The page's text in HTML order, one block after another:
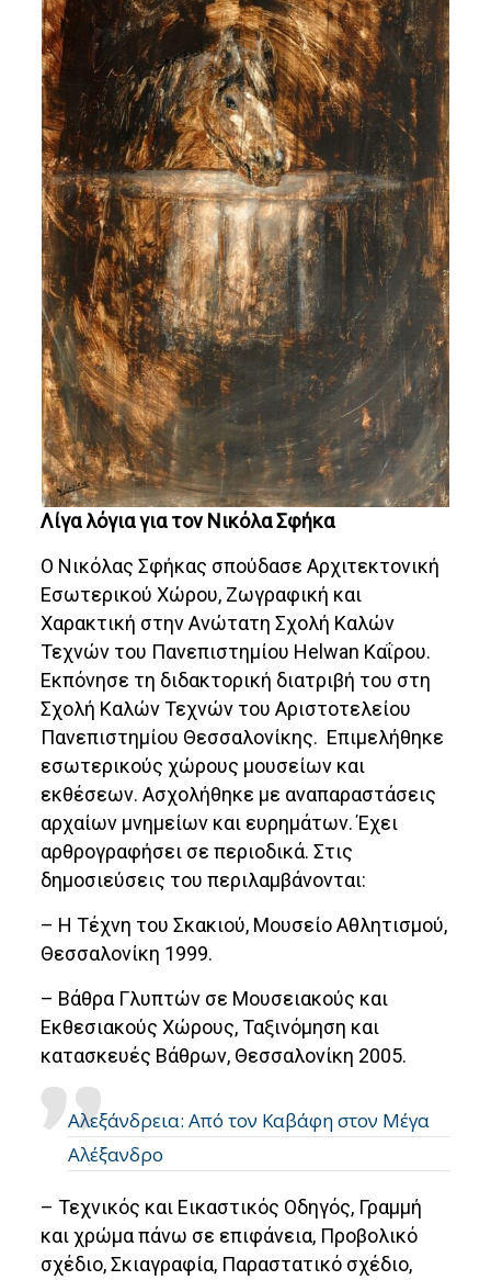
Λίγα λόγια για τον Νικόλα Σφήκα
Ο Νικόλας Σφήκας σπούδασε Αρχιτεκτονική
Εσωτερικού Χώρου, Ζωγραφική και
Χαρακτική στην Ανώτατη Σχολή Καλών
Τεχνών του Πανεπιστημίου Helwan Καΐρου.
Εκπόνησε τη διδακτορική διατριβή του στη
Σχολή Καλών Τεχνών του Αριστοτελείου
Πανεπιστημίου Θεσσαλονίκης. Επιμελήθηκε
εσωτερικούς χώρους μουσείων και
εκθέσεων. Ασχολήθηκε με αναπαραστάσεις
αρχαίων μνημείων και ευρημάτων. Έχει
αρθρογραφήσει σε περιοδικά. Στις
δημοσιεύσεις του περιλαμβάνονται:
– Η Τέχνη του Σκακιού, Μουσείο Αθλητισμού,
Θεσσαλονίκη 1999.
– Βάθρα Γλυπτών σε Μουσειακούς και
Εκθεσιακούς Χώρους, Ταξινόμηση και
κατασκευές Βάθρων, Θεσσαλονίκη 2005.
Αλεξάνδρεια: Από τον Καβάφη στον Μέγα
Αλέξανδρο
– Τεχνικός και Εικαστικός Οδηγός, Γραμμή
και χρώμα πάνω σε επιφάνεια, Προβολικό
σχέδιο, Σκιαγραφία, Παραστατικό σχέδιο,